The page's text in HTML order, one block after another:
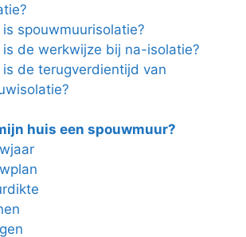
is spouwmuurisolatie?
is de werkwijze bij na-isolatie?
is de terugverdientijd van
huis een spouwmuur?